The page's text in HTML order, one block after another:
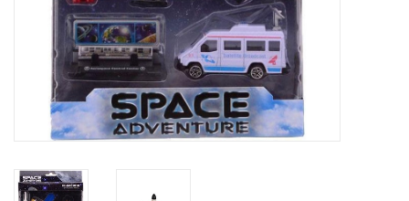
Aanbiedingen
Monteringen
Astrofotografie
Zonnewaarneming